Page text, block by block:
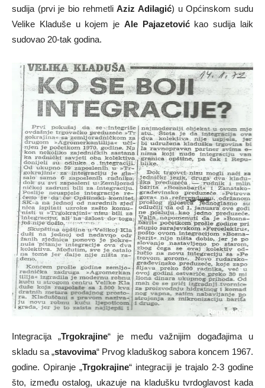
sudija (prvi je bio rehmetliAziz Adilagić) u Općinskom sudu
Velike Kladuše u kojem je Ale Pajazetovićkao sudija laik
sudovao 20-tak godina.
Integracija „Trgokrajine“ je među važnijim događajima u
skladu sa „stavovima“ Prvog kladuškog sabora koncem 1967.
godine. Opiranje „Trgokrajine“ integraciji je trajalo 2-3 godine
što, između ostalog, ukazuje na kladušku tvrdoglavost kada